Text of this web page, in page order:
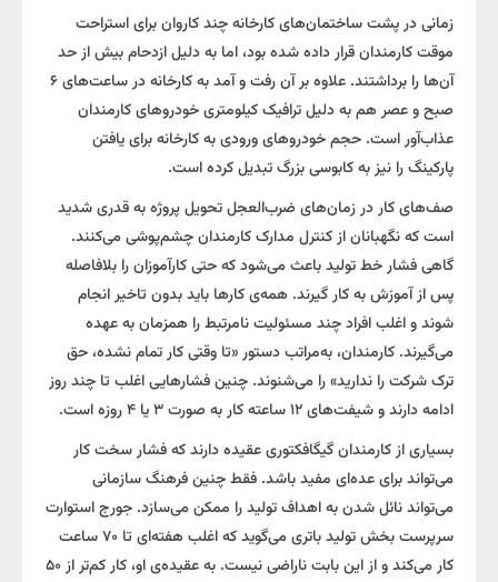
زمانی در پشت ساختمان‌های کارخانه چند کاروان برای استراحت
موقت کارمندان قرار داده شده بود، اما به دلیل ازدحام بیش از حد
آن‌ها را برداشتند. علاوه بر آن رفت و آمد به کارخانه در ساعت‌های ۶
صبح و عصر هم به دلیل ترافیک کیلومتری خودروهای کارمندان
عذاب‌آور است. حجم خودرو‌های ورودی به کارخانه برای یافتن
پارکینگ را نیز به کابوسی بزرگ تبدیل کرده است.
صف‌های کار در زمان‌‌های ضرب‌العجل تحویل پروژه به قدری شدید
است که نگهبانان از کنترل مدارک کارمندان چشم‌پوشی می‌کنند.
گاهی فشار خط تولید باعث می‌شود که حتی کارآموزان را بلافاصله
پس از آموزش به کار گیرند. همه‌ی کار‌ها باید بدون تاخیر انجام
شوند و اغلب افراد چند مسئولیت نامرتبط را همزمان به عهده
می‌گیرند. کارمندان، به‌مراتب دستور «تا وقتی کار تمام نشده، حق
ترک شرکت را ندارید» را می‌شنوند. چنین فشار‌هایی اغلب تا چند روز
ادامه دارند و شیفت‌های ۱۲ ساعته کار به صورت ۳ یا ۴ روزه است.
بسیاری از کارمندان گیگافکتوری عقیده دارند که فشار سخت کار
می‌تواند برای عده‌ای مفید باشد. فقط چنین فرهنگ سازمانی
می‌تواند نائل شدن به اهداف تولید را ممکن می‌سازد. جورج استوارت
سرپرست بخش تولید باتری می‌گوید که اغلب هفته‌ای تا ۷۰ ساعت
کار می‌کند و از این بابت ناراضی نیست. به عقیده‌ی او، کار کم‌تر از ۵۰